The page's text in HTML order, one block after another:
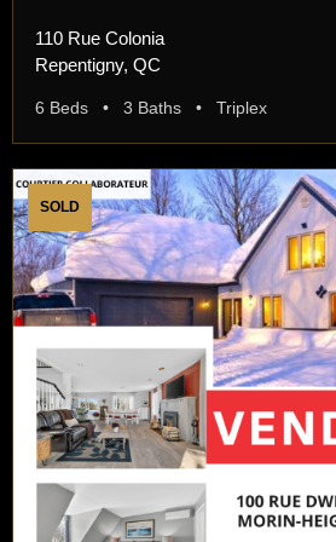
110 Rue Colonia
Repentigny, QC
6 Beds • 3 Baths • Triplex
SOLD